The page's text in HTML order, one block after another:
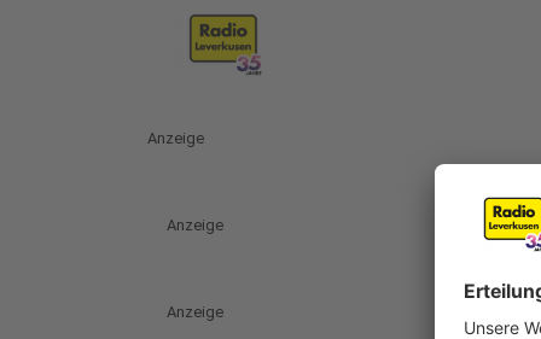
Anzeige
Anzeige
Anzeige